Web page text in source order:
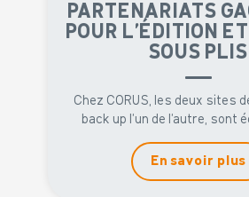
PARTENARIATS
POUR L’ÉDITION
SOUS PLIS
Chez CORUS, les deux sites
back up l’un de l’autre, sont
En savoir plus